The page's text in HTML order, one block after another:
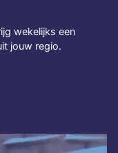
wekelijks een
jouw regio.